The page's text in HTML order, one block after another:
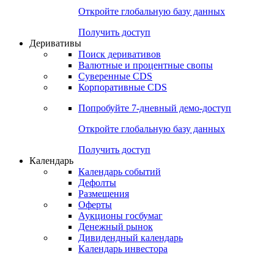
Откройте глобальную базу данных
Получить доступ
Деривативы
Поиск деривативов
Валютные и процентные свопы
Суверенные CDS
Корпоративные CDS
Попробуйте 7-дневный демо-доступ
Откройте глобальную базу данных
Получить доступ
Календарь
Календарь событий
Дефолты
Размещения
Оферты
Аукционы госбумаг
Денежный рынок
Дивидендный календарь
Календарь инвестора